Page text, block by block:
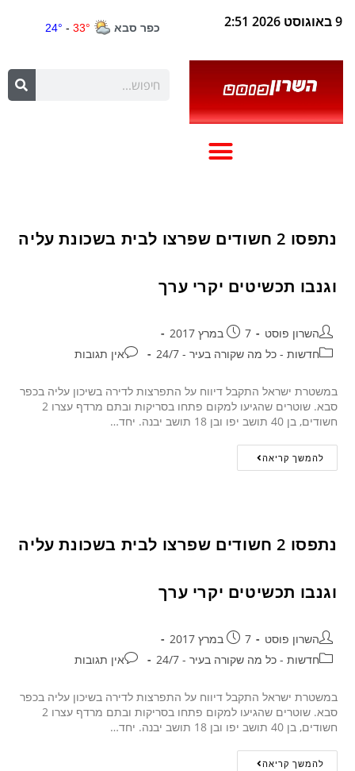
9 באוגוסט 2026 2:51
נתפסו 2 חשודים שפרצו לבית בשכונת עליה
וגנבו תכשיטים יקרי ערך
השרון פוסט
7 במרץ 2017
חדשות - כל מה שקורה בעיר - 24/7
אין תגובות
במשטרת ישראל התקבל דיווח על התפרצות לדירה בשיכון עליה בכפר
סבא. שוטרים שהגיעו למקום פתחו בסריקות ובתם מרדף עצרו 2
חשודים, בן 40 תושב יפו ובן 18 תושב יבנה. יחד…
להמשך קריאה
נתפסו 2 חשודים שפרצו לבית בשכונת עליה
וגנבו תכשיטים יקרי ערך
השרון פוסט
7 במרץ 2017
חדשות - כל מה שקורה בעיר - 24/7
אין תגובות
במשטרת ישראל התקבל דיווח על התפרצות לדירה בשיכון עליה בכפר
סבא. שוטרים שהגיעו למקום פתחו בסריקות ובתם מרדף עצרו 2
חשודים, בן 40 תושב יפו ובן 18 תושב יבנה. יחד…
להמשך קריאה